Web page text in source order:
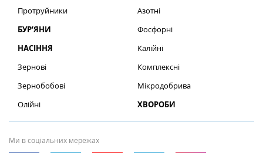
Протруйники
БУР’ЯНИ
НАСІННЯ
Зернові
Зернобобові
Олійні
Азотні
Фосфорні
Калійні
Комплексні
Мікродобрива
ХВОРОБИ
Ми в соціальних мережах